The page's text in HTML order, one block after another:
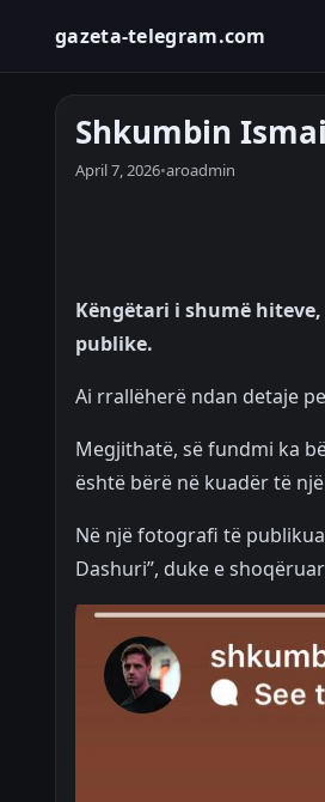
gazeta-telegram.com
Shkumbin
April 7, 2026•aroadmin
Këngëtari i shumë
publike.
Ai rrallëherë ndan detaje
Megjithatë, së fundmi ka
është bërë në kuadër të
Në një fotografi të
Dashuri”, duke e